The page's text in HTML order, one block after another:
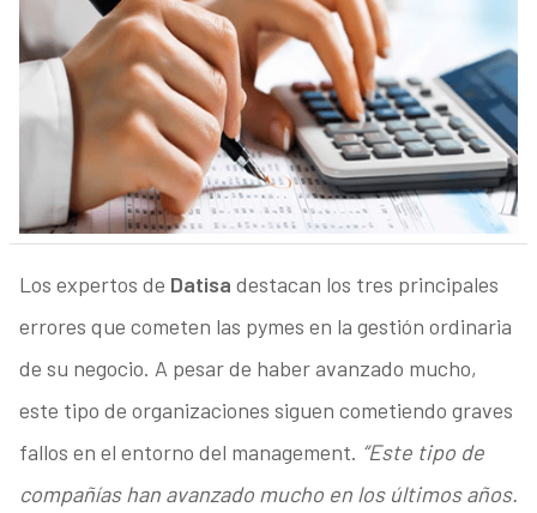
Los expertos de Datisa destacan los tres principales
errores que cometen las pymes en la gestión ordinaria
de su negocio. A pesar de haber avanzado mucho,
este tipo de organizaciones siguen cometiendo graves
fallos en el entorno del management. “Este tipo de
compañías han avanzado mucho en los últimos años.